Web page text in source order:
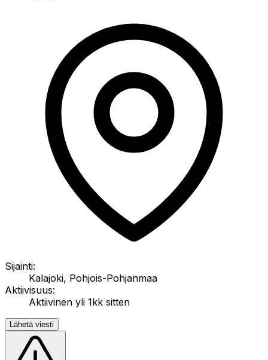
Sijainti:
Kalajoki, Pohjois-Pohjanmaa
Aktiivisuus:
Aktiivinen yli 1kk sitten
Lähetä viesti